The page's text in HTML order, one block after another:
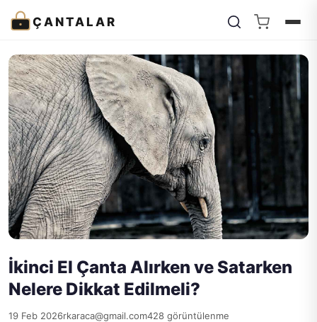
ÇANTALAR
İkinci El Çanta Alırken ve Satarken
Nelere Dikkat Edilmeli?
19 Feb 2026rkaraca@gmail.com428 görüntülenme